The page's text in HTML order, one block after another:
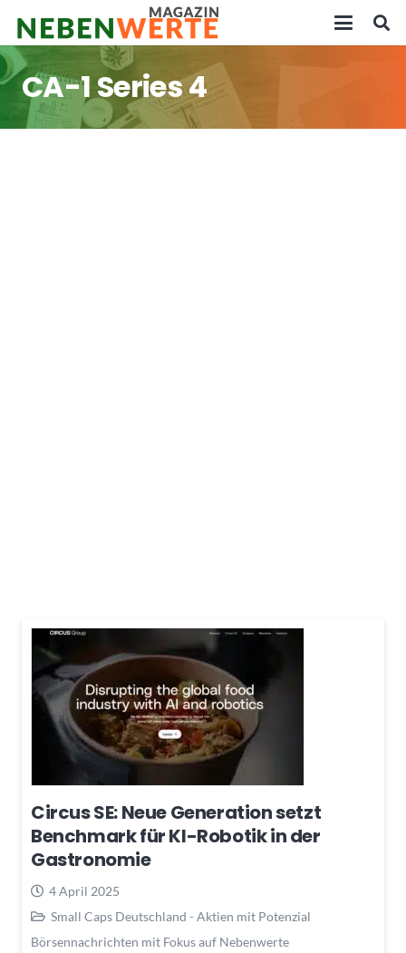
CA-1 Series 4
Circus SE: Neue Generation setzt
Benchmark für KI-Robotik in der
Gastronomie
4 April 2025
Small Caps Deutschland - Aktien mit Potenzial
Börsennachrichten mit Fokus auf Nebenwerte